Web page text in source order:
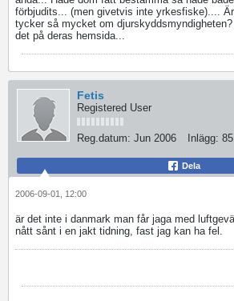
förbjudits... (men givetvis inte yrkesfiske)....
tycker så mycket om
det på deras hemsida...
Fetis
Registered User
Reg.datum: Jun 2006 Inlägg: 85
Dela
2006-09-01, 12:00
är det inte i danmark man får jaga med
nått sånt i en jakt tidning, fast jag kan ha fel.